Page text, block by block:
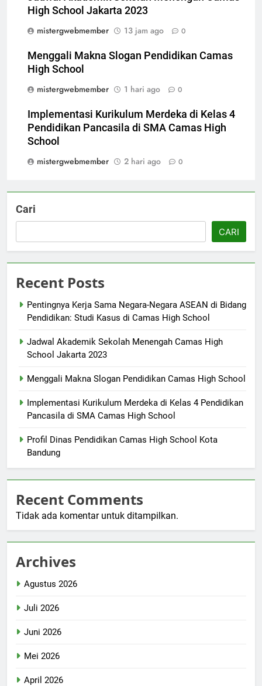
High School Jakarta 2023
mistergwebmember
13 jam ago 0
Menggali Makna Slogan Pendidikan Camas
High School
mistergwebmember
1 hari ago 0
Implementasi Kurikulum Merdeka di Kelas 4
Pendidikan Pancasila di SMA Camas High
School
mistergwebmember
2 hari ago 0
Cari
CARI
Recent Posts
Pentingnya Kerja Sama Negara-Negara ASEAN di Bidang
Pendidikan: Studi Kasus di Camas High School
Jadwal Akademik Sekolah Menengah Camas High
School Jakarta 2023
Menggali Makna Slogan Pendidikan Camas High School
Implementasi Kurikulum Merdeka di Kelas 4 Pendidikan
Pancasila di SMA Camas High School
Profil Dinas Pendidikan Camas High School Kota
Bandung
Recent Comments
Tidak ada komentar untuk ditampilkan.
Archives
Agustus 2026
Juli 2026
Juni 2026
Mei 2026
April 2026